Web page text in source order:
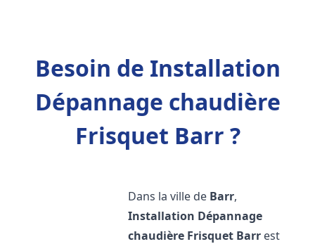
Besoin de Installation
Dépannage chaudière
Frisquet Barr ?
Dans la ville de Barr,
Installation Dépannage
chaudière Frisquet Barr est